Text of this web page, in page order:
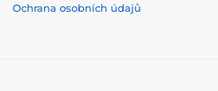
Ochrana osobních údajů